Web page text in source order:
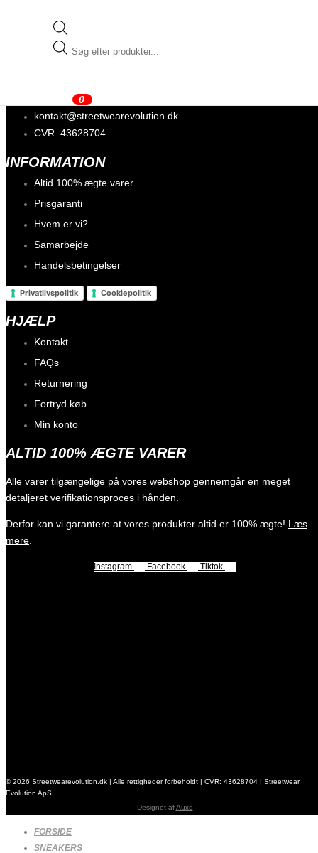
Products
0
KONTAKT OS
Streetwear Evolution ApS
kontakt@streetwearevolution.dk
CVR: 43628704
INFORMATION
Altid 100% ægte varer
Prisgaranti
Hvem er vi?
Samarbejde
Handelsbetingelser
Privatlivspolitik Cookiepolitik
HJÆLP
Kontakt
FAQs
Returnering
Fortryd køb
Min konto
ALTID 100% ÆGTE VARER
Alle varer tilgængelige på vores webshop gennemgår en meget
detaljeret verifikationsproces i hånden.
Derfor kan vi garantere at vores produkter altid er 100% ægte! Læs
mere
Instagram Facebook Tiktok
© 2026 Streetwearevolution.dk | Alle rettigheder forbeholdt | CVR: 43628704 | Streetwear
Evolution ApS
Designet afAuxo
Menu
FORSIDE
SNEAKERS